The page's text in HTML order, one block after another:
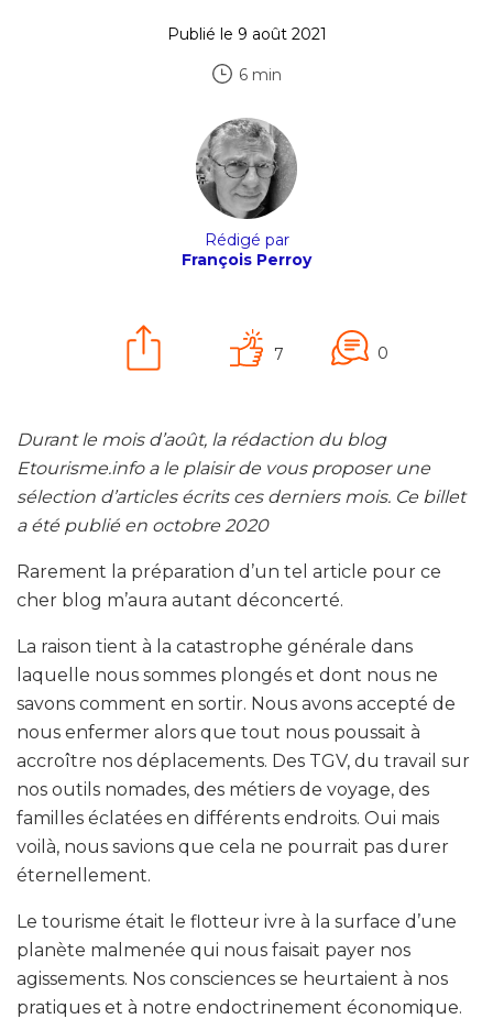
Publié le 9 août 2021
6 min
Rédigé par
François Perroy
7 0
Durant le mois d’août, la rédaction du blog
Etourisme.info a le plaisir de vous proposer une
sélection d’articles écrits ces derniers mois. Ce billet
a été publié en octobre 2020
Rarement la préparation d’un tel article pour ce
cher blog m’aura autant déconcerté.
La raison tient à la catastrophe générale dans
laquelle nous sommes plongés et dont nous ne
savons comment en sortir. Nous avons accepté de
nous enfermer alors que tout nous poussait à
accroître nos déplacements. Des TGV, du travail sur
nos outils nomades, des métiers de voyage, des
familles éclatées en différents endroits. Oui mais
voilà, nous savions que cela ne pourrait pas durer
éternellement.
Le tourisme était le flotteur ivre à la surface d’une
planète malmenée qui nous faisait payer nos
agissements. Nos consciences se heurtaient à nos
pratiques et à notre endoctrinement économique.